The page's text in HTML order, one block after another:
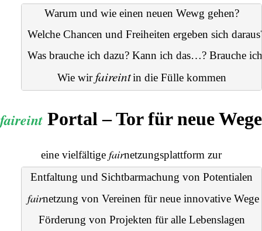
Warum und wie einen neuen Wewg gehen?
Welche Chancen und Freiheiten ergeben sich
Was brauche ich dazu? Kann ich das…? Brauche
Wie wir faireintin die Fülle kommen
faireint Portal – Tor für neue Wege
eine vielfältige fairnetzungsplattformzur
Entfaltung und Sichtbarmachung von Potentialen
fairnetzung von Vereinen für neue innovative Wege
Förderung von Projekten für alle Lebenslagen